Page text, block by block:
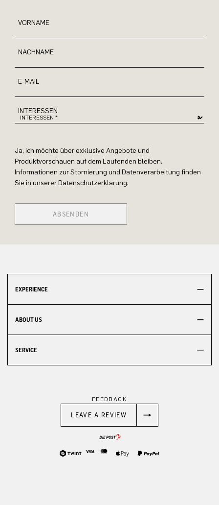
VORNAME
NACHNAME
E-MAIL
INTERESSEN
Ja, ich möchte über exklusive Angebote und
Produktvorschauen auf dem Laufenden bleiben.
Informationen zur Stornierung und Datenverarbeitung finden
Sie in unserer Datenschutzerklärung.
ABSENDEN
EXPERIENCE
ABOUT US
SERVICE
FEEDBACK
LEAVE A REVIEW